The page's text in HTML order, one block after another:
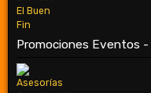
Promociones Eventos -